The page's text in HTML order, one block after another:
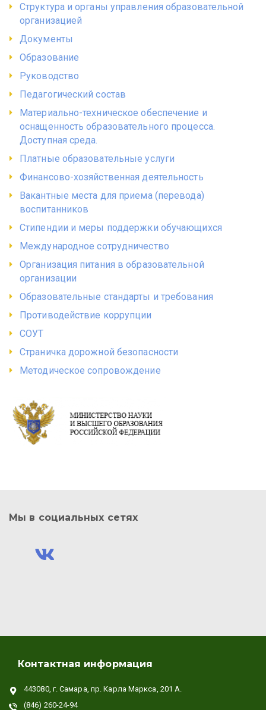
Структура и органы управления образовательной
организацией
Документы
Образование
Руководство
Педагогический состав
Материально-техническое обеспечение и
оснащенность образовательного процесса.
Доступная среда.
Платные образовательные услуги
Финансово-хозяйственная деятельность
Вакантные места для приема (перевода)
воспитанников
Стипендии и меры поддержки обучающихся
Международное сотрудничество
Организация питания в образовательной
организации
Образовательные стандарты и требования
Противодействие коррупции
СОУТ
Страничка дорожной безопасности
Методическое сопровождение
Мы в социальных сетях
Контактная информация
443080, г. Самара, пр. Карла Маркса, 201 А.
(846) 260-24-94